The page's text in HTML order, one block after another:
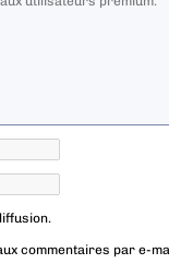
commentaires par e-